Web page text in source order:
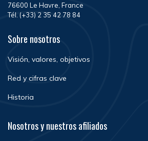
76600 Le Havre, France
Tél. (+33) 2 35 42 78 84
Sobre nosotros
Visión, valores, objetivos
Red y cifras clave
Historia
Nosotros y nuestros afiliados